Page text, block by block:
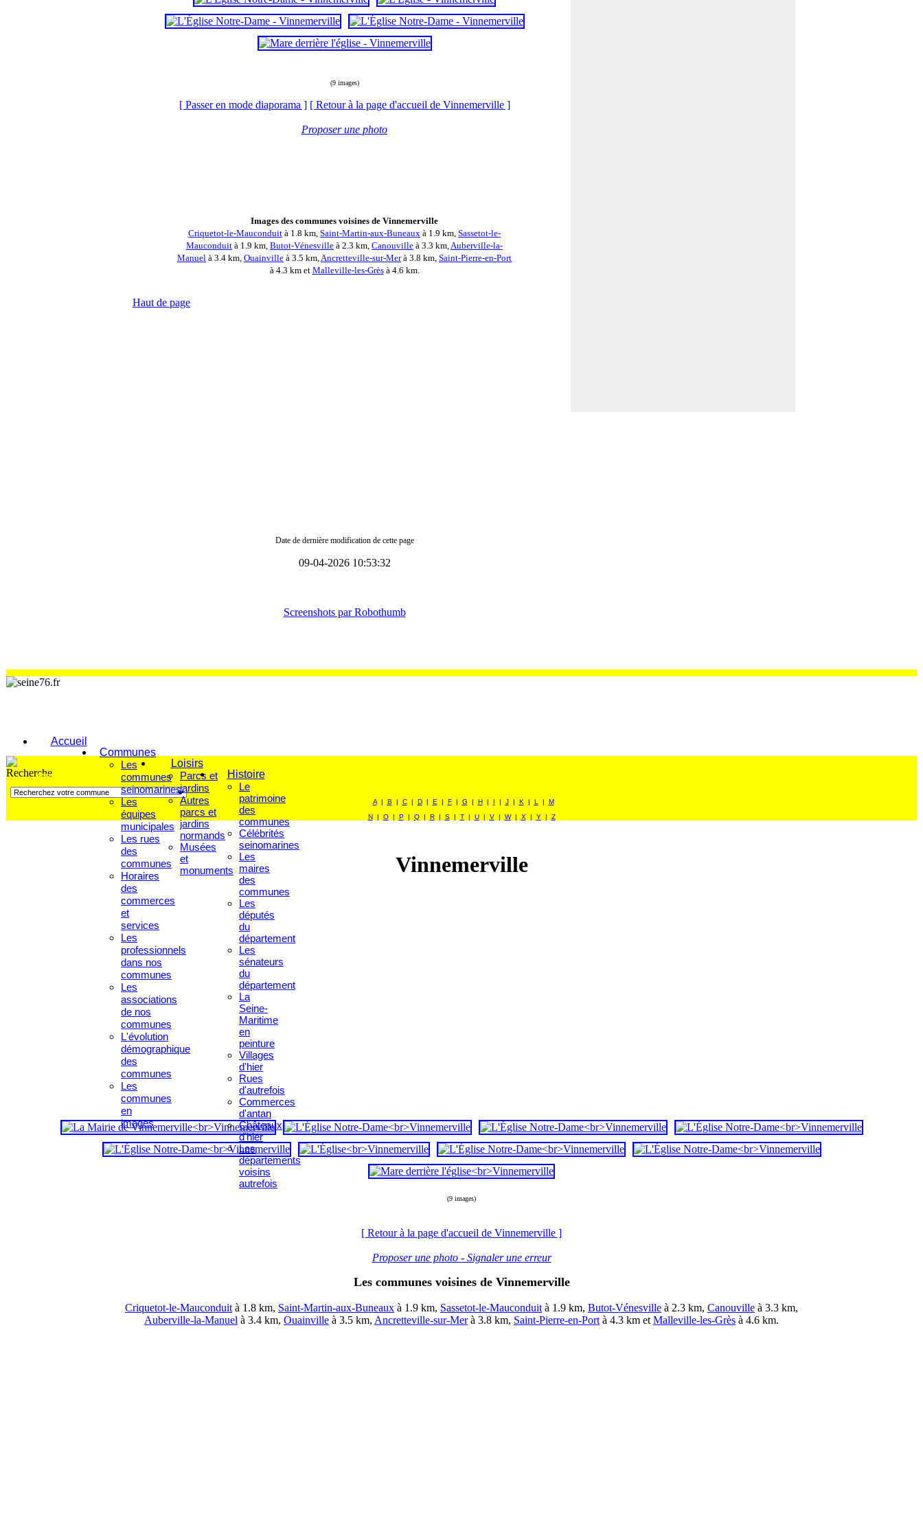
(9 images)
[ Passer en mode diaporama ] [ Retour à la page d'accueil de Vinnemerville ]
Proposer une photo
Images des communes voisines de Vinnemerville
Criquetot-le-Mauconduit à 1.8 km, Saint-Martin-aux-Buneaux à 1.9 km, Sassetot-le-
Mauconduit à 1.9 km, Butot-Vénesville à 2.3 km, Canouville à 3.3 km, Auberville-la-
Manuel à 3.4 km, Ouainville à 3.5 km, Ancretteville-sur-Merà 3.8 km, Saint-Pierre-en-Port
à 4.3 km et Malleville-les-Grèsà 4.6 km.
Haut de page
Date de dernière modification de cette page
09-04-2026 10:53:32
Screenshots par Robothumb
Accueil
Communes
Les
communes
seinomarines
Les
équipes
municipales
Les rues
des
communes
Horaires
des
commerces
et
services
Les
professionnels
dans nos
communes
Les
associations
de nos
communes
L'évolution
démographique
des
communes
Les
communes
en
images
Loisirs
Parcs et
jardins
Autres
parcs et
jardins
normands
Musées
et
monuments
Histoire
Le
patrimoine
des
communes
Célébrités
seinomarines
Les
maires
des
communes
Les
députés
du
département
Les
sénateurs
du
département
La
Seine-
Maritime
en
peinture
Villages
d'hier
Rues
d'autrefois
Commerces
d'antan
Châteaux
d'hier
Les
départements
voisins
autrefois
FAITES VOTRE RECHERCHE
A | B | C | D | E | F | G | H | I | J | K | L |
M
N | O | P | Q | R | S | T | U | V | W | X | Y | Z
Vinnemerville
(9 images)
[ Retour à la page d'accueil de Vinnemerville ]
Proposer une photo - Signaler une erreur
Les communes voisines de Vinnemerville
Criquetot-le-Mauconduit à 1.8 km, Saint-Martin-aux-Buneaux à 1.9 km, Sassetot-le-Mauconduit à 1.9 km, Butot-Vénesville à 2.3 km, Canouville à 3.3 km,
Auberville-la-Manuel à 3.4 km, Ouainville à 3.5 km, Ancretteville-sur-Merà 3.8 km, Saint-Pierre-en-Port à 4.3 km et Malleville-les-Grès à 4.6 km.